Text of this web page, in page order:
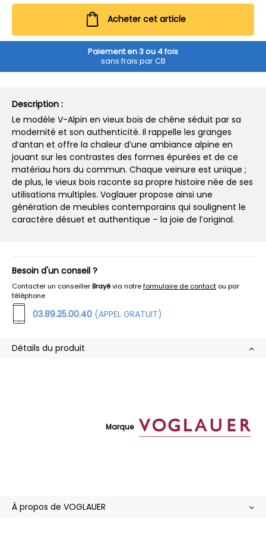
Acheter cet article
Paiement en 3 ou 4 fois
sans frais par CB
Description :
Le modèle V-Alpin en vieux bois de chêne séduit par sa
modernité et son authenticité. Il rappelle les granges
d’antan et offre la chaleur d’une ambiance alpine en
jouant sur les contrastes des formes épurées et de ce
matériau hors du commun. Chaque veinure est unique ;
de plus, le vieux bois raconte sa propre histoire née de ses
utilisations multiples. Voglauer propose ainsi une
génération de meubles contemporains qui soulignent le
caractère désuet et authentique – la joie de l’original.
Besoin d'un conseil ?
Contacter un conseillerBrayévia notreformulaire de contact ou par
téléphone
03.89.25.00.40 (APPEL GRATUIT)
Détails du produit
Marque
À propos de VOGLAUER